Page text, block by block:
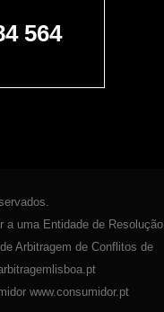
564
a uma Entidade de Resolução
Arbitragem de Conflitos de
www.consumidor.pt